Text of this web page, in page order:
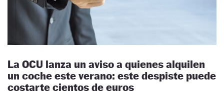
La OCU lanza un aviso a quienes alquilen
un coche este verano: este despiste puede
costarte cientos de euros